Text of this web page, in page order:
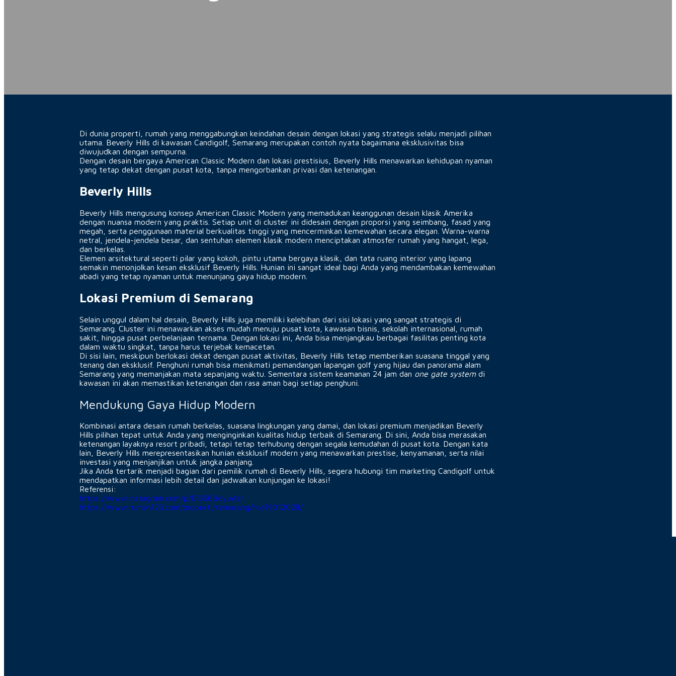
Di dunia properti, rumah yang menggabungkan keindahan desain dengan lokasi yang strategis selalu menjadi pilihan
utama. Beverly Hills di kawasan Candigolf, Semarang merupakan contoh nyata bagaimana eksklusivitas bisa
diwujudkan dengan sempurna.
Dengan desain bergaya American Classic Modern dan lokasi prestisius, Beverly Hills menawarkan kehidupan nyaman
yang tetap dekat dengan pusat kota, tanpa mengorbankan privasi dan ketenangan.
Beverly Hills
Beverly Hills mengusung konsep American Classic Modern yang memadukan keanggunan desain klasik Amerika
dengan nuansa modern yang praktis. Setiap unit di cluster ini didesain dengan proporsi yang seimbang, fasad yang
megah, serta penggunaan material berkualitas tinggi yang mencerminkan kemewahan secara elegan. Warna-warna
netral, jendela-jendela besar, dan sentuhan elemen klasik modern menciptakan atmosfer rumah yang hangat, lega,
dan berkelas.
Elemen arsitektural seperti pilar yang kokoh, pintu utama bergaya klasik, dan tata ruang interior yang lapang
semakin menonjolkan kesan eksklusif Beverly Hills. Hunian ini sangat ideal bagi Anda yang mendambakan kemewahan
abadi yang tetap nyaman untuk menunjang gaya hidup modern.
Lokasi Premium di Semarang
Selain unggul dalam hal desain, Beverly Hills juga memiliki kelebihan dari sisi lokasi yang sangat strategis di
Semarang. Cluster ini menawarkan akses mudah menuju pusat kota, kawasan bisnis, sekolah internasional, rumah
sakit, hingga pusat perbelanjaan ternama. Dengan lokasi ini, Anda bisa menjangkau berbagai fasilitas penting kota
dalam waktu singkat, tanpa harus terjebak kemacetan.
Di sisi lain, meskipun berlokasi dekat dengan pusat aktivitas, Beverly Hills tetap memberikan suasana tinggal yang
tenang dan eksklusif. Penghuni rumah bisa menikmati pemandangan lapangan golf yang hijau dan panorama alam
Semarang yang memanjakan mata sepanjang waktu. Sementara sistem keamanan 24 jam dan one gate systemdi
kawasan ini akan memastikan ketenangan dan rasa aman bagi setiap penghuni.
Mendukung Gaya Hidup Modern
Kombinasi antara desain rumah berkelas, suasana lingkungan yang damai, dan lokasi premium menjadikan Beverly
Hills pilihan tepat untuk Anda yang menginginkan kualitas hidup terbaik di Semarang. Di sini, Anda bisa merasakan
ketenangan layaknya resort pribadi, tetapi tetap terhubung dengan segala kemudahan di pusat kota. Dengan kata
lain, Beverly Hills merepresentasikan hunian eksklusif modern yang menawarkan prestise, kenyamanan, serta nilai
investasi yang menjanjikan untuk jangka panjang.
Jika Anda tertarik menjadi bagian dari pemilik rumah di Beverly Hills, segera hubungi tim marketing Candigolf untuk
mendapatkan informasi lebih detail dan jadwalkan kunjungan ke lokasi!
Referensi:
https://www.instagram.com/p/DI3S8BdyuAz/
https://www.rumah123.com/properti/semarang/hos19012028/